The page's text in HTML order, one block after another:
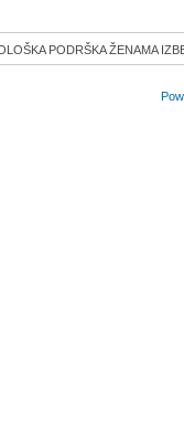
PODRŠKA ŽENAMA